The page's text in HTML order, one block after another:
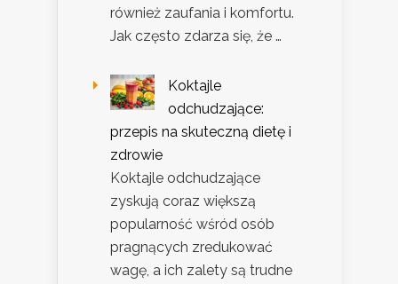
również zaufania i komfortu.
Jak często zdarza się, że …
Koktajle
odchudzające:
przepis na skuteczną dietę i
zdrowie
Koktajle odchudzające
zyskują coraz większą
popularność wśród osób
pragnących zredukować
wagę, a ich zalety są trudne